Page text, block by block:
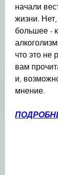
начали
жизни.
большее -
что это не
вам
и,
мнение.